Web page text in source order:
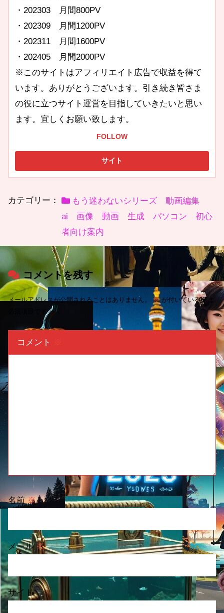
・202303 月間800PV
・202309 月間1200PV
・202311 月間1600PV
・202405 月間2000PV
※このサイトはアフィリエイト広告で収益を得て
います。ありがとうございます。引き続き皆さま
の役に立つサイト運営を目指していきたいと思い
ます。宜しくお願い致します。
FOLLOW
カテゴリー：
もう迷わないシリーズ 動画編集
ai 画像 動画 生成 パソコン 初心
者向け案内
コメントを残す
メールアドレスが公開されることはありません。 ※が付いている欄は
必須項目です
コメント
名前※
メール ※
サイト